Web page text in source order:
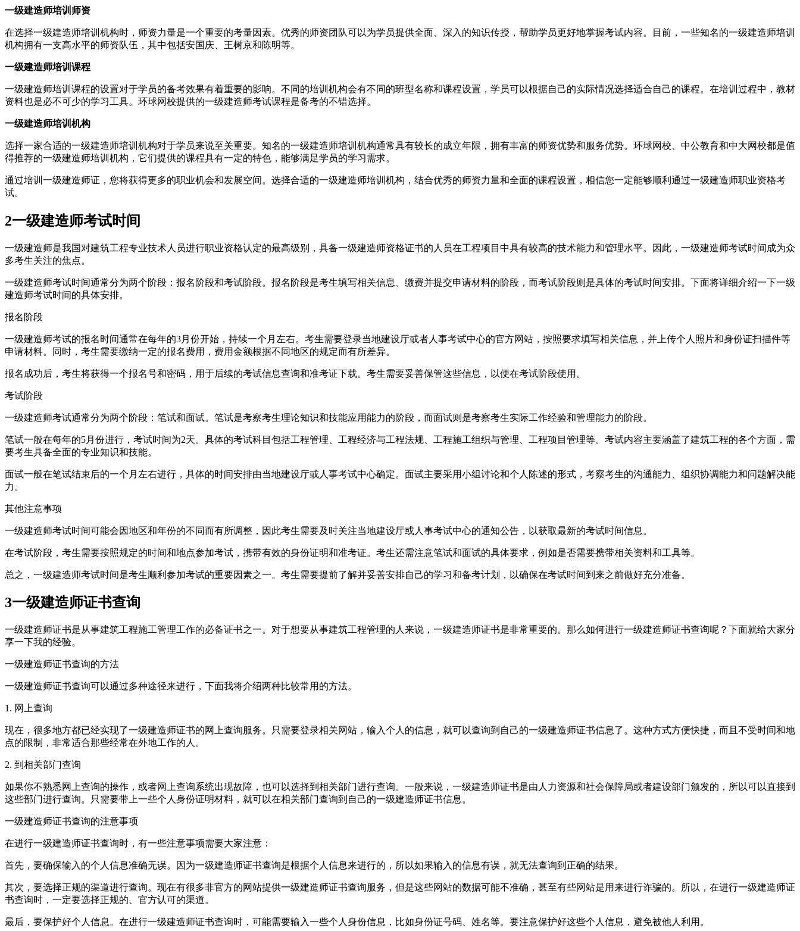
一级建造师培训师资
在选择一级建造师培训机构时，师资力量是一个重要的考量因素。优秀的师资团队可以为学员提供全面、深入的知识传授，帮助学员更好地掌握考试内容。目前，一些知名的一级建造师培训
机构拥有一支高水平的师资队伍，其中包括安国庆、王树京和陈明等。
一级建造师培训课程
一级建造师培训课程的设置对于学员的备考效果有着重要的影响。不同的培训机构会有不同的班型名称和课程设置，学员可以根据自己的实际情况选择适合自己的课程。在培训过程中，教材
资料也是必不可少的学习工具。环球网校提供的一级建造师考试课程是备考的不错选择。
一级建造师培训机构
选择一家合适的一级建造师培训机构对于学员来说至关重要。知名的一级建造师培训机构通常具有较长的成立年限，拥有丰富的师资优势和服务优势。环球网校、中公教育和中大网校都是值
得推荐的一级建造师培训机构，它们提供的课程具有一定的特色，能够满足学员的学习需求。
通过培训一级建造师证，您将获得更多的职业机会和发展空间。选择合适的一级建造师培训机构，结合优秀的师资力量和全面的课程设置，相信您一定能够顺利通过一级建造师职业资格考
试。
2一级建造师考试时间
一级建造师是我国对建筑工程专业技术人员进行职业资格认定的最高级别，具备一级建造师资格证书的人员在工程项目中具有较高的技术能力和管理水平。因此，一级建造师考试时间成为众
多考生关注的焦点。
一级建造师考试时间通常分为两个阶段：报名阶段和考试阶段。报名阶段是考生填写相关信息、缴费并提交申请材料的阶段，而考试阶段则是具体的考试时间安排。下面将详细介绍一下一级
建造师考试时间的具体安排。
报名阶段
一级建造师考试的报名时间通常在每年的3月份开始，持续一个月左右。考生需要登录当地建设厅或者人事考试中心的官方网站，按照要求填写相关信息，并上传个人照片和身份证扫描件等
申请材料。同时，考生需要缴纳一定的报名费用，费用金额根据不同地区的规定而有所差异。
报名成功后，考生将获得一个报名号和密码，用于后续的考试信息查询和准考证下载。考生需要妥善保管这些信息，以便在考试阶段使用。
考试阶段
一级建造师考试通常分为两个阶段：笔试和面试。笔试是考察考生理论知识和技能应用能力的阶段，而面试则是考察考生实际工作经验和管理能力的阶段。
笔试一般在每年的5月份进行，考试时间为2天。具体的考试科目包括工程管理、工程经济与工程法规、工程施工组织与管理、工程项目管理等。考试内容主要涵盖了建筑工程的各个方面，需
要考生具备全面的专业知识和技能。
面试一般在笔试结束后的一个月左右进行，具体的时间安排由当地建设厅或人事考试中心确定。面试主要采用小组讨论和个人陈述的形式，考察考生的沟通能力、组织协调能力和问题解决能
力。
其他注意事项
一级建造师考试时间可能会因地区和年份的不同而有所调整，因此考生需要及时关注当地建设厅或人事考试中心的通知公告，以获取最新的考试时间信息。
在考试阶段，考生需要按照规定的时间和地点参加考试，携带有效的身份证明和准考证。考生还需注意笔试和面试的具体要求，例如是否需要携带相关资料和工具等。
总之，一级建造师考试时间是考生顺利参加考试的重要因素之一。考生需要提前了解并妥善安排自己的学习和备考计划，以确保在考试时间到来之前做好充分准备。
3一级建造师证书查询
一级建造师证书是从事建筑工程施工管理工作的必备证书之一。对于想要从事建筑工程管理的人来说，一级建造师证书是非常重要的。那么如何进行一级建造师证书查询呢？下面就给大家分
享一下我的经验。
一级建造师证书查询的方法
一级建造师证书查询可以通过多种途径来进行，下面我将介绍两种比较常用的方法。
1. 网上查询
现在，很多地方都已经实现了一级建造师证书的网上查询服务。只需要登录相关网站，输入个人的信息，就可以查询到自己的一级建造师证书信息了。这种方式方便快捷，而且不受时间和地
点的限制，非常适合那些经常在外地工作的人。
2. 到相关部门查询
如果你不熟悉网上查询的操作，或者网上查询系统出现故障，也可以选择到相关部门进行查询。一般来说，一级建造师证书是由人力资源和社会保障局或者建设部门颁发的，所以可以直接到
这些部门进行查询。只需要带上一些个人身份证明材料，就可以在相关部门查询到自己的一级建造师证书信息。
一级建造师证书查询的注意事项
在进行一级建造师证书查询时，有一些注意事项需要大家注意：
首先，要确保输入的个人信息准确无误。因为一级建造师证书查询是根据个人信息来进行的，所以如果输入的信息有误，就无法查询到正确的结果。
其次，要选择正规的渠道进行查询。现在有很多非官方的网站提供一级建造师证书查询服务，但是这些网站的数据可能不准确，甚至有些网站是用来进行诈骗的。所以，在进行一级建造师证
书查询时，一定要选择正规的、官方认可的渠道。
最后，要保护好个人信息。在进行一级建造师证书查询时，可能需要输入一些个人身份信息，比如身份证号码、姓名等。要注意保护好这些个人信息，避免被他人利用。